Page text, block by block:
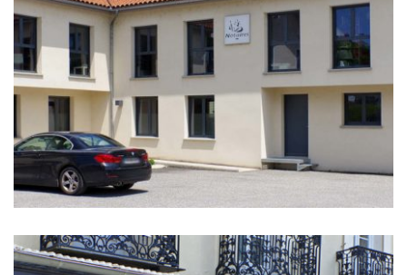
CONSTRUCTION NEUVE
EXTENSION
ISOLATION
PROFESSIONNELS
RÉNOVATION
TOITURE
ZINGUERIE
Etude notariale